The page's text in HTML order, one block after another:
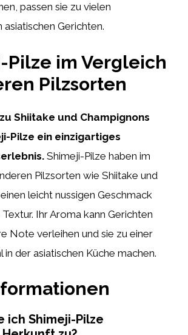
passen sie zu vielen
Gerichten.
Pilze im Vergleich
Pilzsorten
Shiitake und Champignons
Pilze ein einzigartiges
Shimeji-Pilze haben im
Pilzsorten wie Shiitake und
leicht nussigen Geschmack
Ihr Aroma kann Gerichten
Note verleihen und sie zu einer
in der asiatischen Küche machen.
ich Shimeji-Pilze